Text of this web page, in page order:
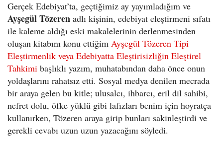
Gerçek Edebiyat’ta, geçtiğimiz ay yayımladığım ve
Ayşegül Tözeren adlı kişinin, edebiyat eleştirmeni sıfatı
ile kaleme aldığı eski makalelerinin derlenmesinden
oluşan kitabını konu ettiğim Ayşegül Tözeren Tipi
Eleştirmenlik veya Edebiyatta Eleştirisizliğin Eleştirel
Tahkimi başlıklı yazım, muhatabından daha önce onun
yoldaşlarını rahatsız etti. Sosyal medya denilen mecrada
bir araya gelen bu kitle; ulusalcı, ihbarcı, eril dil sahibi,
nefret dolu, öfke yüklü gibi lafızları benim için hoyratça
kullanırken, Tözeren araya girip bunları sakinleştirdi ve
gerekli cevabı uzun uzun yazacağını söyledi.